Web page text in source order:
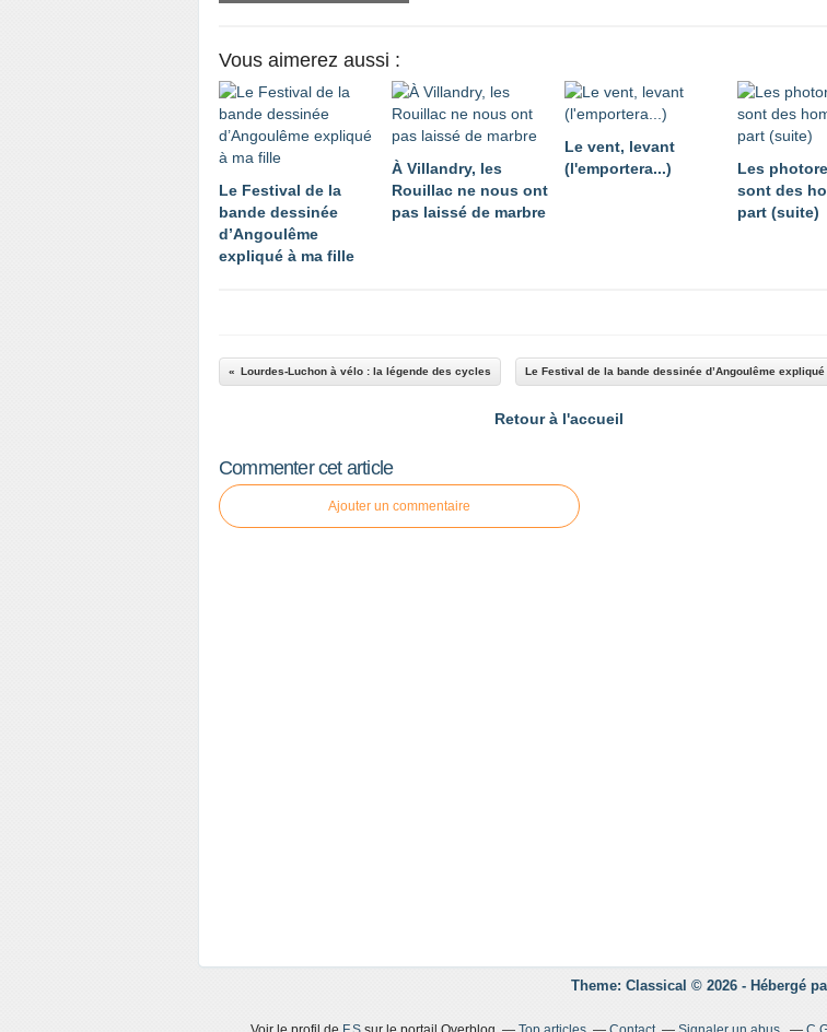
Vous aimerez aussi :
Le Festival de la
bande dessinée
d’Angoulême
expliqué à ma fille
À Villandry, les
Rouillac ne nous ont
pas laissé de marbre
Le vent, levant
(l'emportera...)
Les
sont des
part (suite)
Lourdes-Luchon à vélo : la légende des cycles Le Festival de la bande dessinée d’Angoulême
Retour à l'accueil
Commenter cet article
Ajouter un commentaire
Theme: Classical © 2026 - Hébergé